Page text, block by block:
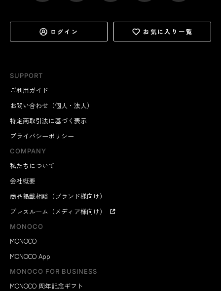
SUPPORT
ご利用ガイド
お問い合わせ（個人・法人）
特定商取引法に基づく表示
プライバシーポリシー
COMPANY
私たちについて
会社概要
商品掲載相談（ブランド様向け）
プレスルーム（メディア様向け）
MONOCO
MONOCO
MONOCO App
MONOCO FOR BUSINESS
MONOCO 周年記念ギフト
ログイン お気に入り一覧